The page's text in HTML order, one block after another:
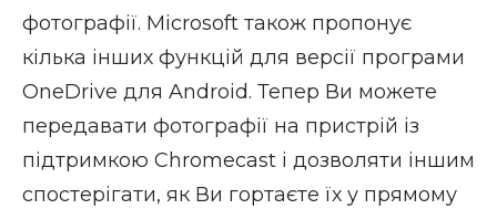
фотографії. Microsoft також пропонує
кілька інших функцій для версії програми
OneDrive для Android. Тепер Ви можете
передавати фотографії на пристрій із
підтримкою Chromecast і дозволяти іншим
спостерігати, як Ви гортаєте їх у прямому